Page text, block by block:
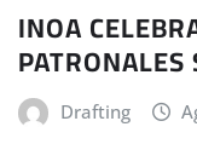
INOA
Drafting